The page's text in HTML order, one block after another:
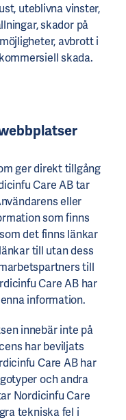
uteblivna vinster,
skador på
avbrott i
skada.
ger direkt tillgång
Care AB tar
eller
som finns
det finns länkar
till utan dess
till
Care AB har
information.
innebär inte på
har beviljats
Care AB har
och andra
Nordicinfu Care
tekniska fel i